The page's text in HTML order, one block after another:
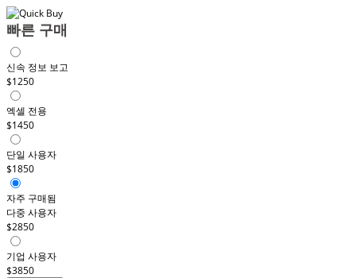
빠른 구매
신속 정보 보고
$1250
엑셀 전용
$1450
단일 사용자
$1850
자주 구매됨
다중 사용자
$2850
기업 사용자
$3850